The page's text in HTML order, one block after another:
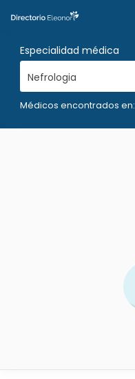
Especialidad médica
Nefrologia
Médicos encontrados en: